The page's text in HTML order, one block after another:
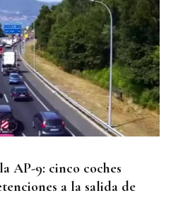
AP-9: cinco coches
a la salida de